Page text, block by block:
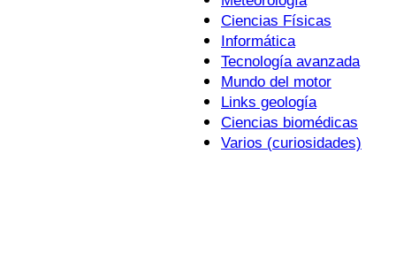
Ciencias Físicas
Informática
Tecnología avanzada
Mundo del motor
Links geología
Ciencias biomédicas
Varios (curiosidades)